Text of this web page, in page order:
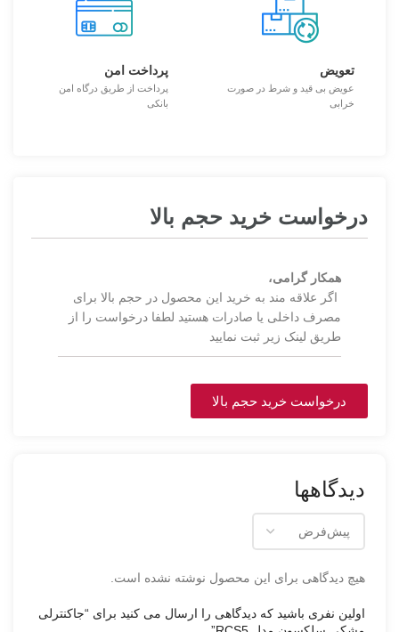
تعویض
عویض بی قید و شرط در صورت
خرابی
پرداخت امن
پرداخت از طریق درگاه امن
بانکی
درخواست خرید حجم بالا
همکار گرامی،
اگر علاقه مند به خرید این محصول در حجم بالا برای
مصرف داخلی یا صادرات هستید لطفا درخواست را از
طریق لینک زیر ثبت نمایید
درخواست خرید حجم بالا
دیدگاهها
هیچ دیدگاهی برای این محصول نوشته نشده است.
اولین نفری باشید که دیدگاهی را ارسال می کنید برای “جاکنترلی